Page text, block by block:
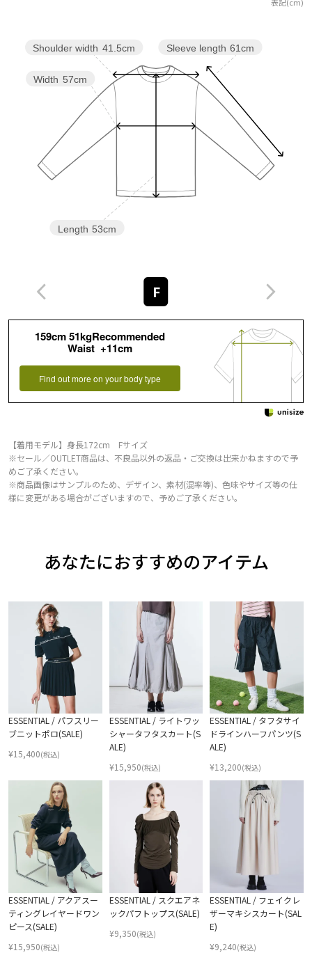
Sleeve length 61cm
Length 53cm
Width 57cm
Shoulder width 41.5cm
F
159cm 51kgRecommended
Waist +11cm
Find out more on your body type
【着用モデル】身長172cm Fサイズ
※セール／OUTLET商品は、不良品以外の返品・ご交換は出来かねますので予
めご了承ください。
※商品画像はサンプルのため、デザイン、素材(混率等)、色味やサイズ等の仕
様に変更がある場合がございますので、予めご了承ください。
あなたにおすすめのアイテム
ESSENTIAL / パフスリー
ブニットポロ(SALE)
¥15,400(税込)
ESSENTIAL / ライトワッ
シャータフタスカート(S
ALE)
¥15,950(税込)
ESSENTIAL / タフタサイ
ドラインハーフパンツ(S
ALE)
¥13,200(税込)
ESSENTIAL / アクアスー
ティングレイヤードワン
ピース(SALE)
¥15,950(税込)
ESSENTIAL / スクエアネ
ックパフトップス(SALE)
¥9,350(税込)
ESSENTIAL / フェイクレ
ザーマキシスカート(SAL
E)
¥9,240(税込)